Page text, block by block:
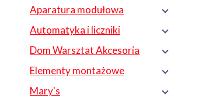
Aparatura modułowa
Automatyka i liczniki
Dom Warsztat Akcesoria
Elementy montażowe
Mary's